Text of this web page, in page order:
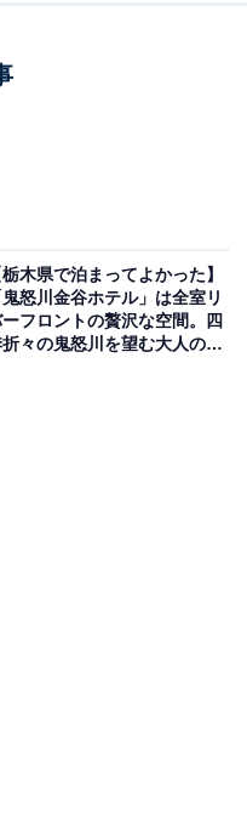
ル、以下同）
整う「アクアテラ
栃木県で泊まってよかった】
鬼怒川金谷ホテル」は全室リ
フロントの贅沢な空間。四
々の鬼怒川を望む大人の隠